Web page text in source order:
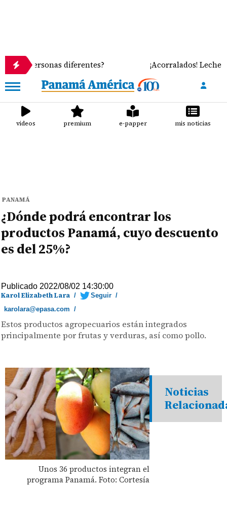
diferentes? ¡Acorralados! Leche importada y
videos premium e-papper mis noticias
PANAMÁ
¿Dónde podrá encontrar los
productos Panamá, cuyo descuento
es del 25%?
Publicado 2022/08/02 14:30:00
Karol Elizabeth Lara / Seguir /
karolara@epasa.com /
Estos productos agropecuarios están integrados
principalmente por frutas y verduras, así como pollo.
Unos 36 productos integran el
programa Panamá. Foto: Cortesía
Noticias